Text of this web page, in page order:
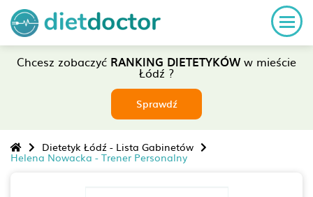
Chcesz zobaczyć RANKING DIETETYKÓWw mieście
Łódź ?
Sprawdź
Dietetyk Łódź - Lista Gabinetów
Helena Nowacka - Trener Personalny